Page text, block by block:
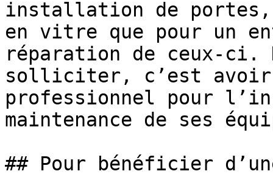
installation de portes,
en vitre que pour un
réparation de ceux-
solliciter, c’est avoir
professionnel pour
maintenance de ses
## Pour bénéficier